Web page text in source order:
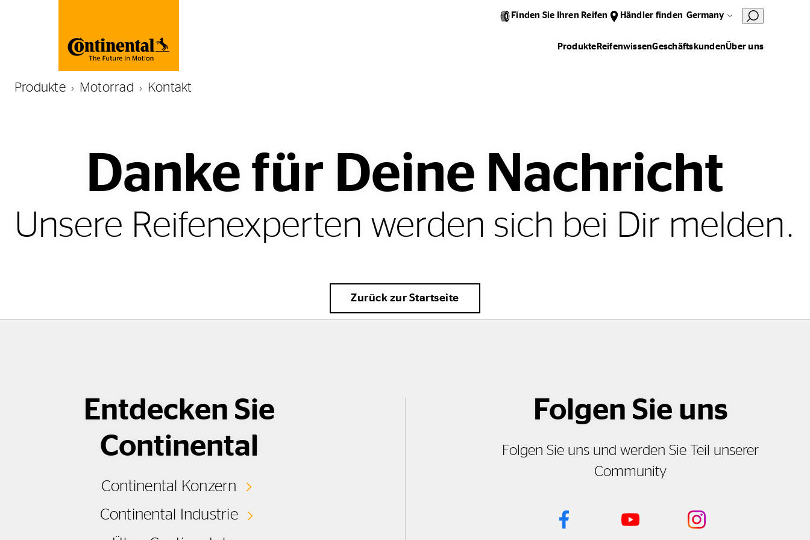
Finden Sie Ihren Reifen Händler finden Germany
Produkte ReifenwissenGeschäftskundenÜber uns
Produkte Motorrad Kontakt
Danke für Deine Nachricht
Unsere Reifenexperten werden sich bei Dir melden.
Zurück zur Startseite
Entdecken Sie
Continental
Continental Konzern
Continental Industrie
Folgen Sie uns
Folgen Sie uns und werden Sie Teil unserer
Community